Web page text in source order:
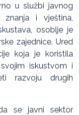
u službi javnog
znanja i vještina,
osoblje je
zajednice. Ured
koja je koristila
iskustvom i
razvoju drugih
se javni sektor